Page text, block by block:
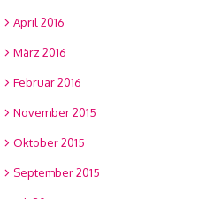
April 2016
März 2016
Februar 2016
November 2015
Oktober 2015
September 2015